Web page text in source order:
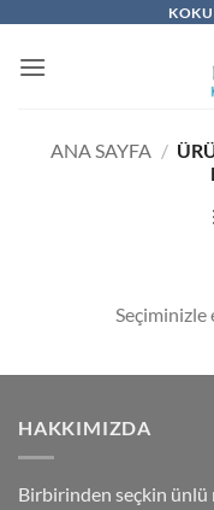
ANA SAYFA /
Seçiminizle
HAKKIMIZDA
Birbirinden seçkin ünlü